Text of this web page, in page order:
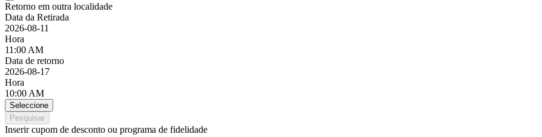
Retorno em outra localidade
Data da Retirada
2026-08-11
Hora
11:00 AM
Data de retorno
2026-08-17
Hora
10:00 AM
Seleccione
Pesquisar
Inserir cupom de desconto ou programa de fidelidade